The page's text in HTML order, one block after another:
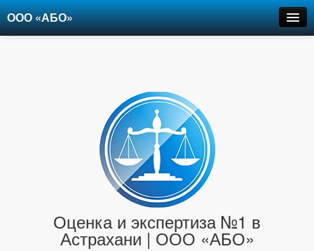
ООО «АБО»
Оценка и экспертиза №1 в
Астрахани | ООО «АБО»